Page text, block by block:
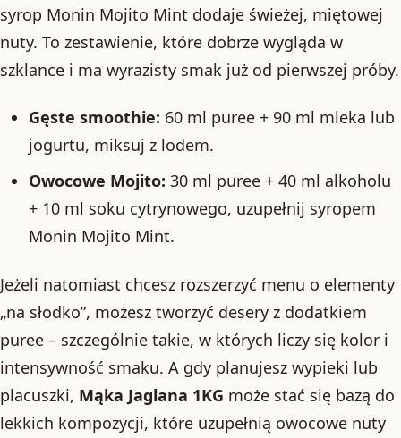
syrop Monin Mojito Mint dodaje świeżej, miętowej
nuty. To zestawienie, które dobrze wygląda w
szklance i ma wyrazisty smak już od pierwszej próby.
Gęste smoothie: 60 ml puree + 90 ml mleka lub
jogurtu, miksuj z lodem.
Owocowe Mojito: 30 ml puree + 40 ml alkoholu
+ 10 ml soku cytrynowego, uzupełnij syropem
Monin Mojito Mint.
Jeżeli natomiast chcesz rozszerzyć menu o elementy
„na słodko”, możesz tworzyć desery z dodatkiem
puree – szczególnie takie, w których liczy się kolor i
intensywność smaku. A gdy planujesz wypieki lub
placuszki, Mąka Jaglana 1KG może stać się bazą do
lekkich kompozycji, które uzupełnią owocowe nuty